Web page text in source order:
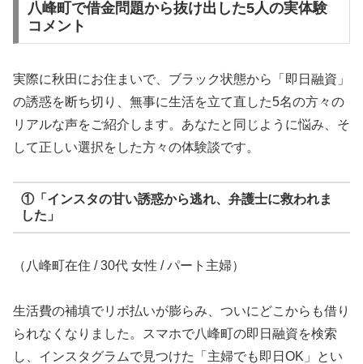
八峰町で借金問題から抜け出した5人の実体験
コメント
実際に秋田にお住まいで、ブラック状態から「即日融資」
の誘惑を断ち切り、無事に生活を立て直した5名の方々の
リアルな声をご紹介します。あなたと同じように悩み、そ
して正しい選択をした方々の体験談です。
①「インスタの甘い誘惑から逃れ、弁護士に救われま
した」
（八峰町在住 / 30代 女性 / パート主婦）
生活費の補填でリボ払いが膨らみ、ついにどこからも借り
られなくなりました。スマホで八峰町の即日融資を検索
し、インスタグラムで見つけた「主婦でも即日OK」とい